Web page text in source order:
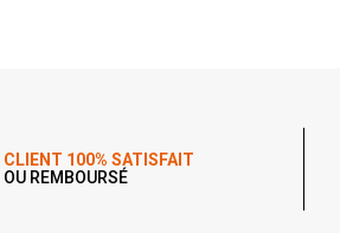
CLIENT 100% SATISFAIT
OU REMBOURSÉ